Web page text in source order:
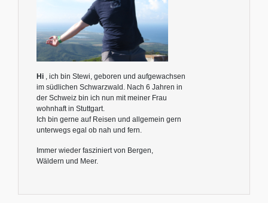
Hi , ich bin Stewi, geboren und aufgewachsen
im südlichen Schwarzwald. Nach 6 Jahren in
der Schweiz bin ich nun mit meiner Frau
wohnhaft in Stuttgart.
Ich bin gerne auf Reisen und allgemein gern
unterwegs egal ob nah und fern.
Immer wieder fasziniert von Bergen,
Wäldern und Meer.